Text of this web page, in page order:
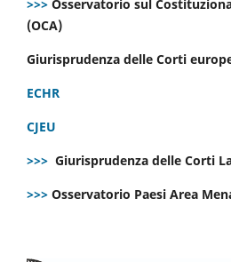
>>> Osservatorio sul
(OCA)
Giurisprudenza delle Corti
ECHR
CJEU
>>> Giurisprudenza delle Corti
>>> Osservatorio Paesi Area